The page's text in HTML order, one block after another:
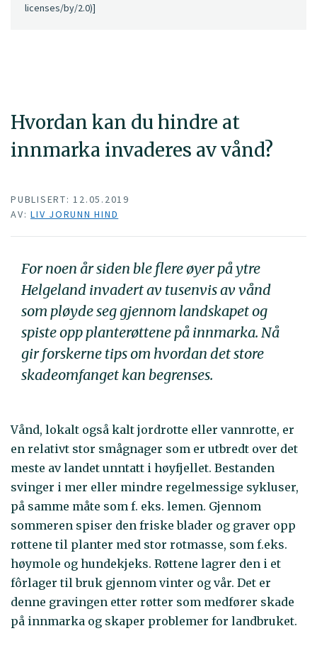
Hvordan kan du hindre at
innmarka invaderes av vånd?
licenses/by/2.0)]
PUBLISERT: 12.05.2019
AV: LIV JORUNN HIND
For noen år siden ble flere øyer på ytre
Helgeland invadert av tusenvis av vånd
som pløyde seg gjennom landskapet og
spiste opp planterøttene på innmarka. Nå
gir forskerne tips om hvordan det store
skadeomfanget kan begrenses.
Vånd, lokalt også kalt jordrotte eller vannrotte, er
en relativt stor smågnager som er utbredt over det
meste av landet unntatt i høyfjellet. Bestanden
svinger i mer eller mindre regelmessige sykluser,
på samme måte som f. eks. lemen. Gjennom
sommeren spiser den friske blader og graver opp
røttene til planter med stor rotmasse, som f.eks.
høymole og hundekjeks. Røttene lagrer den i et
fôrlager til bruk gjennom vinter og vår. Det er
denne gravingen etter røtter som medfører skade
på innmarka og skaper problemer for landbruket.